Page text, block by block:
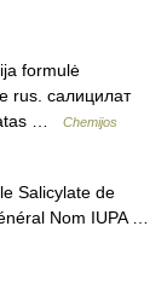
formulė
rus. салицилат
…
Chemijos
Salicylate de
Nom IUPA …